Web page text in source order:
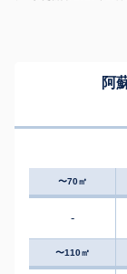
阿
〜70㎡
-
〜110㎡